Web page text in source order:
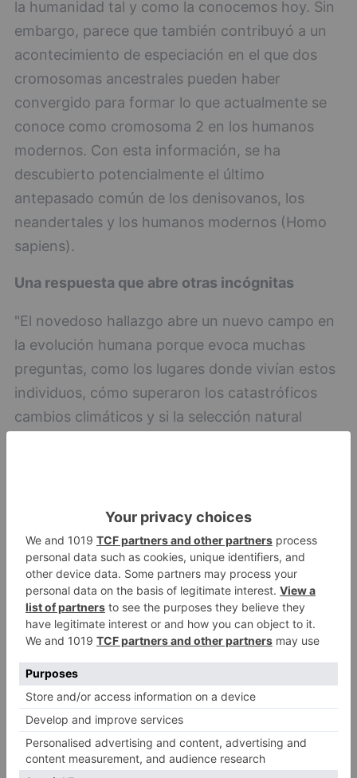
la humanidad tal y como la conocemos hoy. Sin
embargo, parece que también contribuyó a un
acontecimiento de especiación en el que dos
cromosomas ancestrales pueden haber
convergido para formar lo que actualmente se
conoce como cromosoma 2 en los humanos
modernos. Con esta información, se ha
descubierto potencialmente el último
antepasado común de los denisovanos, los
neandertales y los humanos modernos (Homo
sapiens).
Una respuesta que abre otras incógnitas
"El novedoso hallazgo abre un nuevo campo en
la evolución humana porque evoca muchas
preguntas, como los lugares donde vivían estos
individuos, cómo superaron los catastróficos
cambios climáticos y si la selección natural
también participa en el estudio.
Ahora que hay motivos para creer que se
produjo una lucha ancestral hace entre 930.000
y 813.000 años por la supervivencia, los
investigadores pueden seguir indagando para
encontrar respuestas a estas preguntas y
desvelar cómo una población tan pequeña
persistió en condiciones presumiblemente
difíciles y peligrosas.
El control del fuego, así como el cambio